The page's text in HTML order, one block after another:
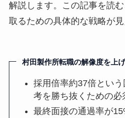
解説します。この記事を読
取るための具体的な戦略が見
村田製作所転職の解像度を上
採用倍率約37倍とい
考を勝ち抜くための必
最終面接の通過率が